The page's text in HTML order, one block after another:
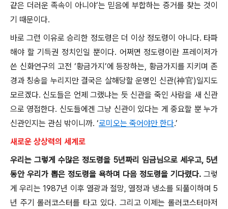
같은 더러운 족속이 아니야’는 믿음에 부합하는 증거를 찾는 것이
기 때문이다.
바로 그런 이유로 승리한 정도령은 더 이상 정도령이 아니다. 타파
해야 할 기득권 정치인일 뿐이다. 어쩌면 정도령이란 프레이저가
쓴 신화연구의 고전 ‘황금가지’에 등장하는, 황금가지를 지키며 존
경과 칭송을 누리지만 결국은 살해당할 운명인 신관(神官)일지도
모르겠다. 신도들은 언제 그랬냐는 듯 신관을 죽인 사람을 새 신관
으로 영접한다. 신도들에겐 그냥 신관이 있다는 게 중요할 뿐 누가
신관인지는 관심 밖이니까. ‘로미오는 죽어야만 한다.’
새로운 상상력의 세계로
우리는 그렇게 수많은 정도령을 5년짜리 임금님으로 세우고, 5년
동안 우리가 뽑은 정도령을 욕하며 다음 정도령을 기다렸다. 그렇
게 우리는 1987년 이후 열광과 절망, 열정과 냉소를 되풀이하며 5
년 주기 롤러코스터를 타고 있다. 그리고 이제는 롤러코스터마저